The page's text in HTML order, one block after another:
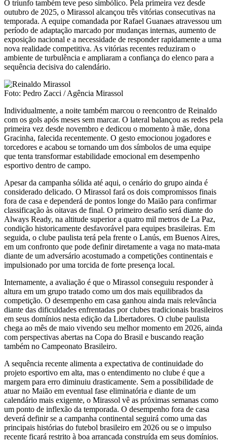
O triunfo também teve peso simbólico. Pela primeira vez desde
outubro de 2025, o Mirassol alcançou três vitórias consecutivas na
temporada. A equipe comandada por Rafael Guanaes atravessou um
período de adaptação marcado por mudanças internas, aumento de
exposição nacional e a necessidade de responder rapidamente a uma
nova realidade competitiva. As vitórias recentes reduziram o
ambiente de turbulência e ampliaram a confiança do elenco para a
sequência decisiva do calendário.
Foto: Pedro Zacci / Agência Mirassol
Individualmente, a noite também marcou o reencontro de Reinaldo
com os gols após meses sem marcar. O lateral balançou as redes pela
primeira vez desde novembro e dedicou o momento à mãe, dona
Gracinha, falecida recentemente. O gesto emocionou jogadores e
torcedores e acabou se tornando um dos símbolos de uma equipe
que tenta transformar estabilidade emocional em desempenho
esportivo dentro de campo.
Apesar da campanha sólida até aqui, o cenário do grupo ainda é
considerado delicado. O Mirassol fará os dois compromissos finais
fora de casa e dependerá de pontos longe do Maião para confirmar
classificação às oitavas de final. O primeiro desafio será diante do
Always Ready, na altitude superior a quatro mil metros de La Paz,
condição historicamente desfavorável para equipes brasileiras. Em
seguida, o clube paulista terá pela frente o Lanús, em Buenos Aires,
em um confronto que pode definir diretamente a vaga no mata-mata
diante de um adversário acostumado a competições continentais e
impulsionado por uma torcida de forte presença local.
Internamente, a avaliação é que o Mirassol conseguiu responder à
altura em um grupo tratado como um dos mais equilibrados da
competição. O desempenho em casa ganhou ainda mais relevância
diante das dificuldades enfrentadas por clubes tradicionais brasileiros
em seus domínios nesta edição da Libertadores. O clube paulista
chega ao mês de maio vivendo seu melhor momento em 2026, ainda
com perspectivas abertas na Copa do Brasil e buscando reação
também no Campeonato Brasileiro.
A sequência recente alimenta a expectativa de continuidade do
projeto esportivo em alta, mas o entendimento no clube é que a
margem para erro diminuiu drasticamente. Sem a possibilidade de
atuar no Maião em eventual fase eliminatória e diante de um
calendário mais exigente, o Mirassol vê as próximas semanas como
um ponto de inflexão da temporada. O desempenho fora de casa
deverá definir se a campanha continental seguirá como uma das
principais histórias do futebol brasileiro em 2026 ou se o impulso
recente ficará restrito à boa arrancada construída em seus domínios.